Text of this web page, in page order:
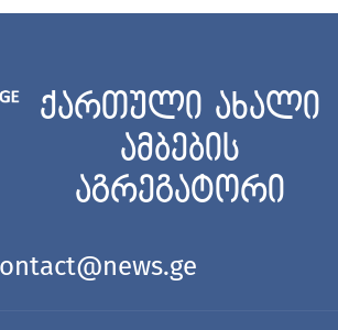
ქართული ახალი
ამბების
აგრეგატორი